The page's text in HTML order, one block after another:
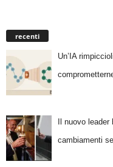
recenti
Un’IA
Il nuovo
cambiamenti